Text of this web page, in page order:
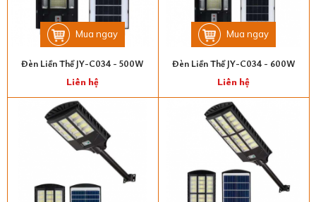
Mua ngay
Đèn Liền Thể JY-C034 - 500W
Liên hệ
Mua ngay
Đèn Liền Thể JY-C034 - 600W
Liên hệ